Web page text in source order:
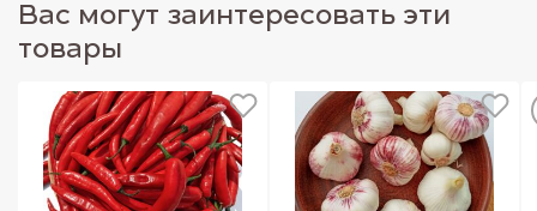
Вас могут заинтересовать эти
товары